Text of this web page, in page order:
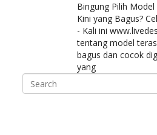
Bingung Pilih
Kini yang Bagus?
- Kali ini
tentang model
bagus dan cocok
yang
Search